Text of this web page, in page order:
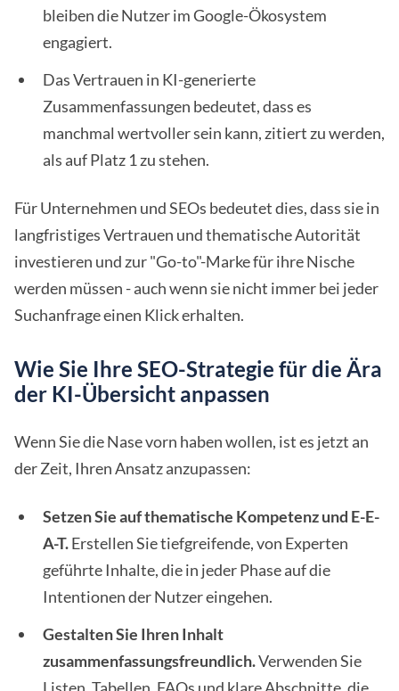
bleiben die Nutzer im Google-Ökosystem
engagiert.
Das Vertrauen in KI-generierte
Zusammenfassungen bedeutet, dass es
manchmal wertvoller sein kann, zitiert zu werden,
als auf Platz 1 zu stehen.
Für Unternehmen und SEOs bedeutet dies, dass sie in
langfristiges Vertrauen und thematische Autorität
investieren und zur "Go-to"-Marke für ihre Nische
werden müssen - auch wenn sie nicht immer bei jeder
Suchanfrage einen Klick erhalten.
Wie Sie Ihre SEO-Strategie für die Ära
der KI-Übersicht anpassen
Wenn Sie die Nase vorn haben wollen, ist es jetzt an
der Zeit, Ihren Ansatz anzupassen:
Setzen Sie auf thematische Kompetenz und E-E-
A-T.Erstellen Sie tiefgreifende, von Experten
geführte Inhalte, die in jeder Phase auf die
Intentionen der Nutzer eingehen.
Gestalten Sie Ihren Inhalt
zusammenfassungsfreundlich.Verwenden Sie